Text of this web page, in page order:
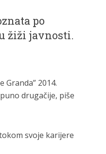
po
žiži javnosti.
Granda” 2014.
drugačije, piše
svoje karijere